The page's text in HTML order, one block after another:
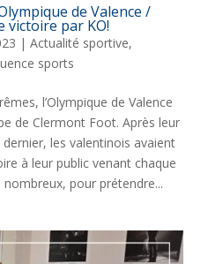
de Valence /
victoire par KO!
| Actualité sportive,
sports
l’Olympique de Valence
de Clermont Foot. Après leur
les valentinois avaient
à leur public venant chaque
pour prétendre...